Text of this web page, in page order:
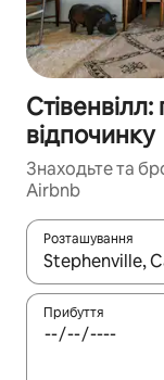
відпочинку
Знаходьте та
Airbnb
Розташування
Отримавши
Прибуття